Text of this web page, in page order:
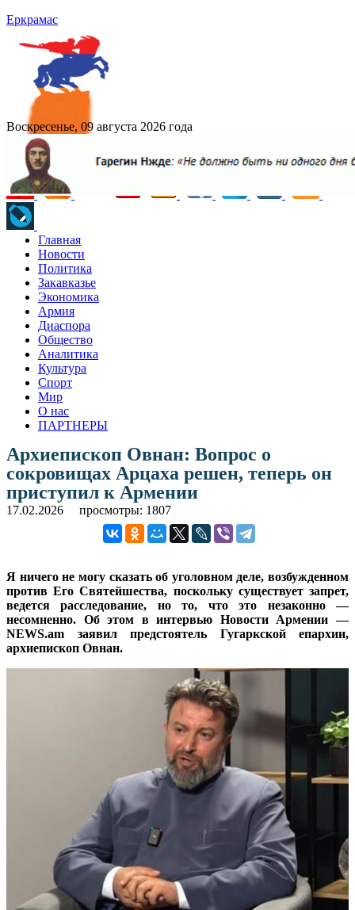
Еркрамас
Воскресенье, 09 августа 2026 года
Главная
Новости
Политика
Закавказье
Экономика
Армия
Диаспора
Общество
Аналитика
Культура
Спорт
Мир
О нас
ПАРТНЕРЫ
Архиепископ Овнан: Вопрос о
сокровищах Арцаха решен, теперь он
приступил к Армении
17.02.2026 просмотры: 1807
Я ничего не могу сказать об уголовном деле, возбужденном
против Его Святейшества, поскольку существует запрет,
ведется расследование, но то, что это незаконно —
несомненно. Об этом в интервью Новости Армении —
NEWS.am заявил предстоятель Гугаркской епархии,
архиепископ Овнан.